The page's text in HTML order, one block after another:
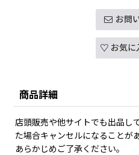
お問
お気に
商品詳細
店頭販売や他サイトでも出品し
た場合キャンセルになることが
あらかじめご了承ください。